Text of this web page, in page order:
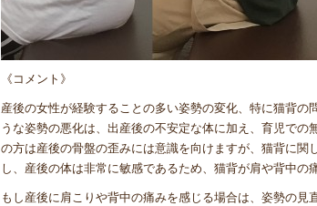
《コメント》
産後の女性が経験することの多い姿勢の変化、特に猫背
うな姿勢の悪化は、出産後の不安定な体に加え、育児で
の方は産後の骨盤の歪みには意識を向けますが、猫背に
し、産後の体は非常に敏感であるため、猫背が肩や背中の
もし産後に肩こりや背中の痛みを感じる場合は、姿勢の